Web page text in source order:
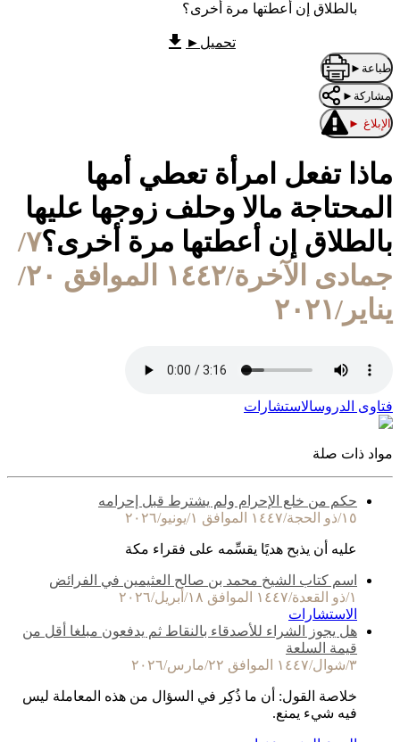
بالطلاق إن أعطتها مرة أخرى؟
تحميل ►
طباعة ►
مشاركة ►
الإبلاغ ►
ماذا تفعل امرأة تعطي أمها
المحتاجة مالا وحلف زوجها عليها
بالطلاق إن أعطتها مرة أخرى؟ ٧/
جمادى الآخرة/١٤٤٢ الموافق ٢٠/
يناير/٢٠٢١
فتاوى الدروسالاستشارات
مواد ذات صلة
حكم من خلع الإحرام ولم يشترط قبل إحرامه
١٥/ذو الحجة/١٤٤٧ الموافق ١/يونيو/٢٠٢٦
عليه أن يذبح هديًا يقسِّمه على فقراء مكة
اسم كتاب الشيخ محمد بن صالح العثيمين في الفرائض
١/ذو القعدة/١٤٤٧ الموافق ١٨/أبريل/٢٠٢٦
الاستشارات
هل يجوز الشراء للأصدقاء بالنقاط ثم يدفعون مبلغا أقل من
قيمة السلعة
٣/شوال/١٤٤٧ الموافق ٢٢/مارس/٢٠٢٦
خلاصة القول: أن ما ذُكِر في السؤال من هذه المعاملة ليس
فيه شيء يمنع.